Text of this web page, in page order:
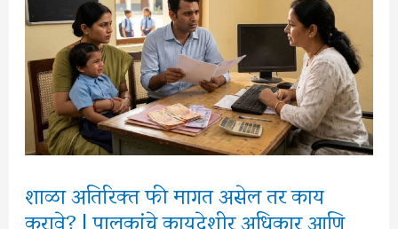
|
प्रत्येक
महिला
आणि
कर्मचाऱ्याने
जाणून
आपले
शाळा अतिरिक्त फी मागत असेल तर काय